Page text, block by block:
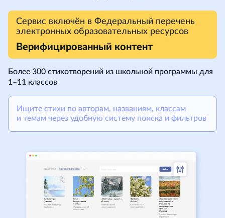
Сервис включён в Федеральный перечень
электронных образовательных ресурсов
Верифицированный контент
Более 300 стихотворений из школьной программы для
1–11 классов
Ищите стихи по авторам, названиям, классам
и темам через удобную систему поиска и фильтров